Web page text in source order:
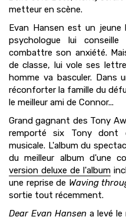
metteur en scène.
Evan Hansen est un jeune
psychologue lui
combattre son anxiété.
de classe, lui vole ses
homme va basculer. Dans
réconforter la famille du
le meilleur ami de Connor...
Grand gagnant des Tony
remporté six Tony dont
musicale. L'album du
du meilleur album d'une
version deluxe de l'album
une reprise de Waving
sortie tout récemment.
Dear Evan Hansen a levé le